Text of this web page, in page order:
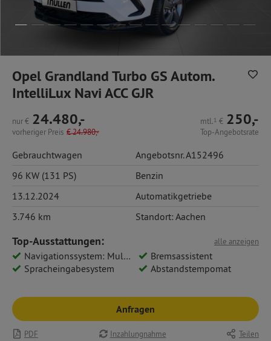
Opel Grandland Turbo GS Autom.
IntelliLux Navi ACC GJR
nur€ 24.480,-
vorheriger Preis €24.980,-
mtl.1 € 250,-
Top-Angebotsrate
Gebrauchtwagen
Angebotsnr. A152496
96 KW (131 PS)
Benzin
13.12.2024
Automatikgetriebe
3.746 km
Standort: Aachen
alle anzeigen
Top-Ausstattungen:
Navigationssystem: Multimedia Navi Pro 10
Bremsassistent
Spracheingabesystem
Abstandstempomat
Anfragen
PDF Inzahlungnahme Teilen